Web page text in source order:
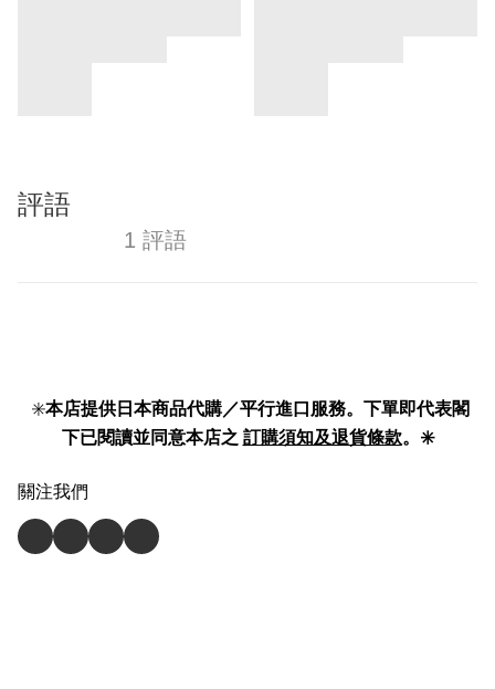
評語
1 評語
✳️本店提供日本商品代購／平行進口服務。下單即代表閣
下已閱讀並同意本店之 訂購須知及退貨條款。✳️
關注我們